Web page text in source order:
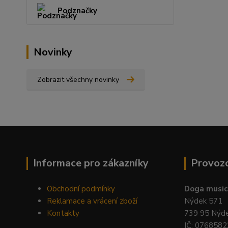
Podznačky
Novinky
Zobrazit všechny novinky
Informace pro zákazníky
Obchodní podmínky
Reklamace a vrácení zboží
Kontakty
Doga
Nýdek 571
739 95
IČ: